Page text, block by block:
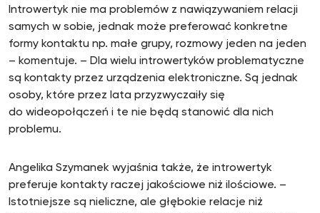
Introwertyk nie ma problemów z nawiązywaniem relacji
samych w sobie, jednak może preferować konkretne
formy kontaktu np. małe grupy, rozmowy jeden na jeden
– komentuje. – Dla wielu introwertyków problematyczne
są kontakty przez urządzenia elektroniczne. Są jednak
osoby, które przez lata przyzwyczaiły się
do wideopołączeń i te nie będą stanowić dla nich
problemu.
Angelika Szymanek wyjaśnia także, że introwertyk
preferuje kontakty raczej jakościowe niż ilościowe. –
Istotniejsze są nieliczne, ale głębokie relacje niż